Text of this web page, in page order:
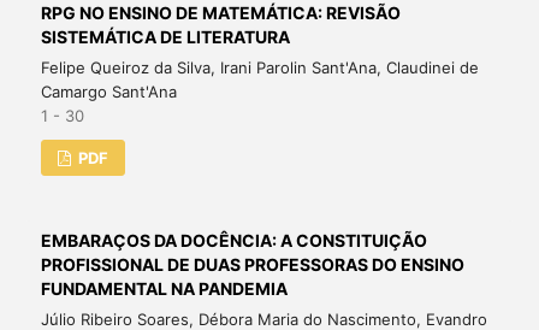
RPG NO ENSINO DE MATEMÁTICA: REVISÃO
SISTEMÁTICA DE LITERATURA
Felipe Queiroz da Silva, Irani Parolin Sant'Ana, Claudinei de
Camargo Sant'Ana
1 - 30
PDF
EMBARAÇOS DA DOCÊNCIA: A CONSTITUIÇÃO
PROFISSIONAL DE DUAS PROFESSORAS DO ENSINO
FUNDAMENTAL NA PANDEMIA
Júlio Ribeiro Soares, Débora Maria do Nascimento, Evandro